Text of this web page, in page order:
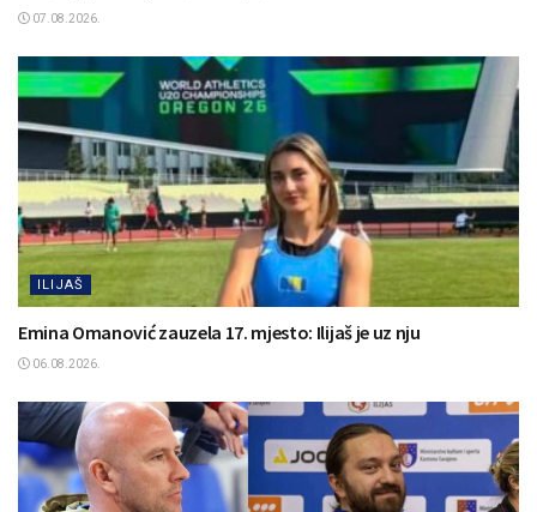
07.08.2026.
ILIJAŠ
Emina Omanović zauzela 17. mjesto: Ilijaš je uz nju
06.08.2026.